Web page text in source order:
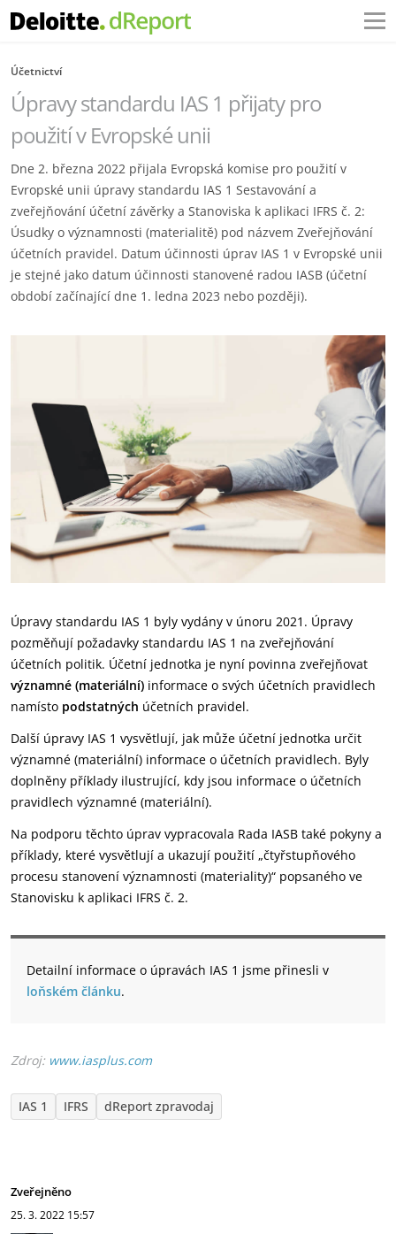
Účetnictví
Úpravy standardu IAS 1 přijaty pro
použití v Evropské unii
Dne 2. března 2022 přijala Evropská komise pro použití v
Evropské unii úpravy standardu IAS 1 Sestavování a
zveřejňování účetní závěrky a Stanoviska k aplikaci IFRS č. 2:
Úsudky o významnosti (materialitě) pod názvem Zveřejňování
účetních pravidel. Datum účinnosti úprav IAS 1 v Evropské unii
je stejné jako datum účinnosti stanovené radou IASB (účetní
období začínající dne 1. ledna 2023 nebo později).
Úpravy standardu IAS 1 byly vydány v únoru 2021. Úpravy
pozměňují požadavky standardu IAS 1 na zveřejňování
účetních politik. Účetní jednotka je nyní povinna zveřejňovat
významné (materiální) informace o svých účetních pravidlech
namísto podstatných účetních pravidel.
Další úpravy IAS 1 vysvětlují, jak může účetní jednotka určit
významné (materiální) informace o účetních pravidlech. Byly
doplněny příklady ilustrující, kdy jsou informace o účetních
pravidlech významné (materiální).
Na podporu těchto úprav vypracovala Rada IASB také pokyny a
příklady, které vysvětlují a ukazují použití „čtyřstupňového
procesu stanovení významnosti (materiality)“ popsaného ve
Stanovisku k aplikaci IFRS č. 2.
Detailní informace o úpravách IAS 1 jsme přinesli v
loňském článku.
Zdroj: www.iasplus.com
IAS 1 IFRS dReport zpravodaj
Zveřejněno
25. 3. 2022 15:57